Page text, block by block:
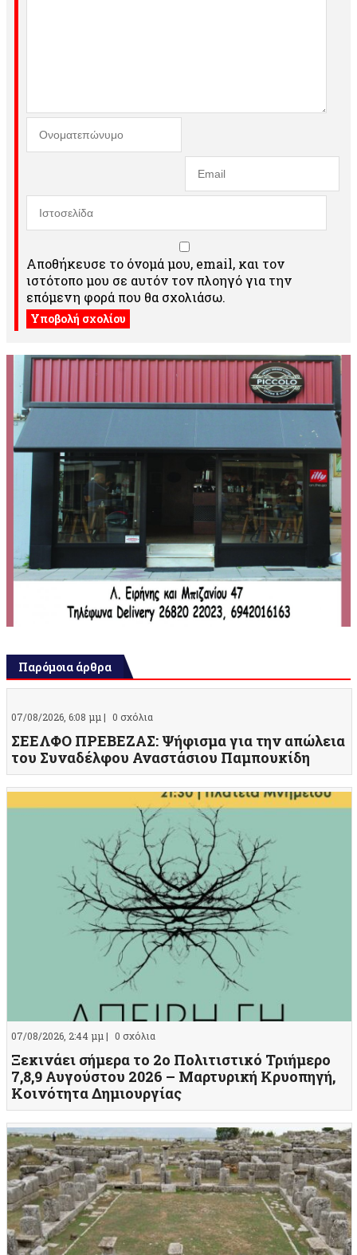
Αποθήκευσε το όνομά μου, email, και τον
ιστότοπο μου σε αυτόν τον πλοηγό για την
επόμενη φορά που θα σχολιάσω.
Παρόμοια άρθρα
07/08/2026, 6:08 μμ | 0 σχόλια
ΣΕΕΛΦΟ ΠΡΕΒΕΖΑΣ: Ψήφισμα για την απώλεια
του Συναδέλφου Αναστάσιου Παμπουκίδη
07/08/2026, 2:44 μμ | 0 σχόλια
Ξεκινάει σήμερα το 2ο Πολιτιστικό Τριήμερο
7,8,9 Αυγούστου 2026 – Μαρτυρική Κρυοπηγή,
Κοινότητα Δημιουργίας